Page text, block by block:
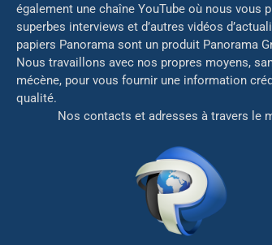
également une chaîne YouTube où nous vous
superbes interviews et d’autres vidéos
papiers Panorama sont un produit Panorama
Nous travaillons avec nos propres moyens,
mécène, pour vous fournir une information
qualité.
Nos contacts et adresses à travers le